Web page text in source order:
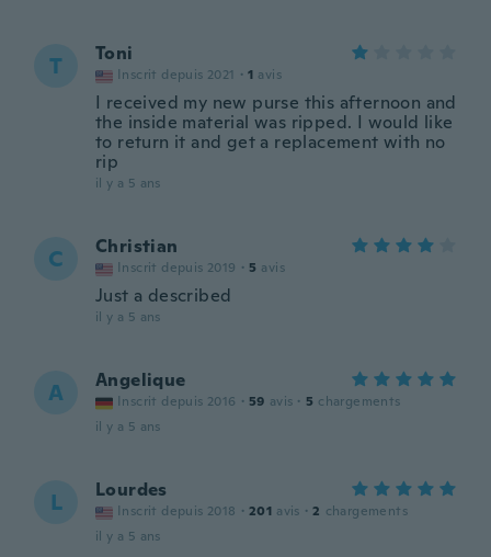
T Toni
Inscrit depuis 2021 · 1 avis
I received my new purse this afternoon and
the inside material was ripped. I would like
to return it and get a replacement with no
rip
il y a 5 ans
C Christian
Inscrit depuis 2019 · 5 avis
Just a described
il y a 5 ans
A Angelique
Inscrit depuis 2016 · 59 avis · 5 chargements
il y a 5 ans
L Lourdes
Inscrit depuis 2018 · 201 avis · 2 chargements
il y a 5 ans